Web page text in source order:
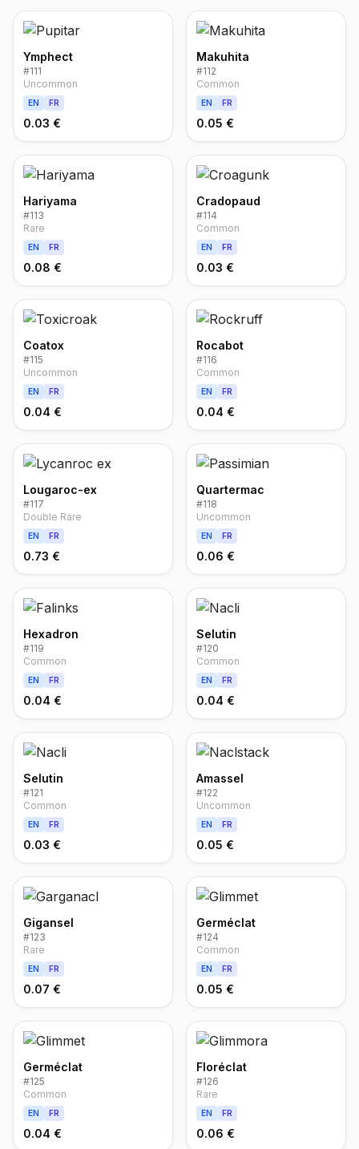
Ymphect
#111
Uncommon
EN FR
0.03 €
Makuhita
#112
Common
EN FR
0.05 €
Hariyama
#113
Rare
EN FR
0.08 €
Cradopaud
#114
Common
EN FR
0.03 €
Coatox
#115
Uncommon
EN FR
0.04 €
Rocabot
#116
Common
EN FR
0.04 €
Lougaroc-ex
#117
Double Rare
EN FR
0.73 €
Quartermac
#118
Uncommon
EN FR
0.06 €
Hexadron
#119
Common
EN FR
0.04 €
Selutin
#120
Common
EN FR
0.04 €
Selutin
#121
Common
EN FR
0.03 €
Amassel
#122
Uncommon
EN FR
0.05 €
Gigansel
#123
Rare
EN FR
0.07 €
Germéclat
#124
Common
EN FR
0.05 €
Germéclat
#125
Common
EN FR
0.04 €
Floréclat
#126
Rare
EN FR
0.06 €